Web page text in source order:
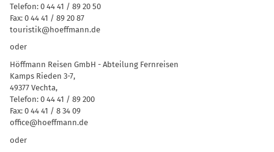
Telefon: 0 44 41 / 89 20 50
Fax: 0 44 41 / 89 20 87
touristik@hoeffmann.de
oder
Höffmann Reisen GmbH - Abteilung Fernreisen
Kamps Rieden 3-7,
49377 Vechta,
Telefon: 0 44 41 / 89 200
Fax: 0 44 41 / 8 34 09
office@hoeffmann.de
oder